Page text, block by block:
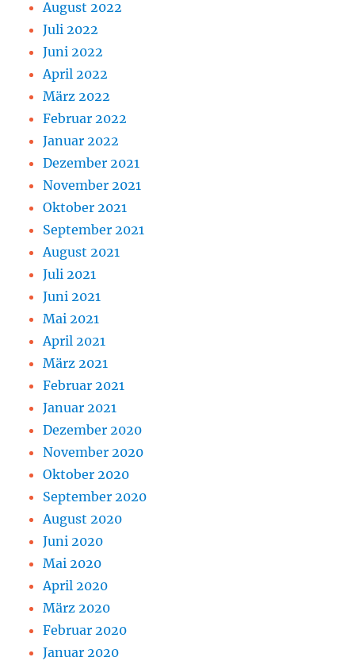
August 2022
Juli 2022
Juni 2022
April 2022
März 2022
Februar 2022
Januar 2022
Dezember 2021
November 2021
Oktober 2021
September 2021
August 2021
Juli 2021
Juni 2021
Mai 2021
April 2021
März 2021
Februar 2021
Januar 2021
Dezember 2020
November 2020
Oktober 2020
September 2020
August 2020
Juni 2020
Mai 2020
April 2020
März 2020
Februar 2020
Januar 2020